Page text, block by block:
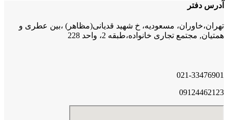
آدرس دفتر
تهران،خاوران، مسعودیه، خ شهید قدیانی(مظاهر) ،بین عطری و
همتیان, مجتمع تجاری خانواده،طبقه 2، واحد 228
021-33476901
09124462123